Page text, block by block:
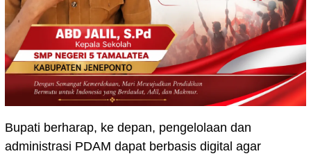
Bupati berharap, ke depan, pengelolaan dan
administrasi PDAM dapat berbasis digital agar